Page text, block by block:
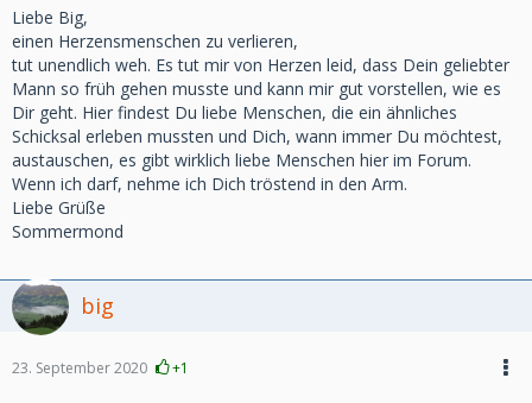
Liebe Big,
einen Herzensmenschen zu verlieren,
tut unendlich weh. Es tut mir von Herzen leid, dass Dein geliebter
Mann so früh gehen musste und kann mir gut vorstellen, wie es
Dir geht. Hier findest Du liebe Menschen, die ein ähnliches
Schicksal erleben mussten und Dich, wann immer Du möchtest,
austauschen, es gibt wirklich liebe Menschen hier im Forum.
Wenn ich darf, nehme ich Dich tröstend in den Arm.
Liebe Grüße
Sommermond
big
23. September 2020 +1